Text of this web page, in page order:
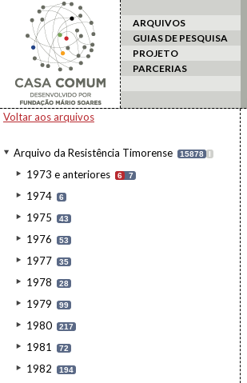
ARQUIVOS
GUIAS DE PESQUISA
PROJETO
PARCERIAS
Voltar aos arquivos
Arquivo da Resistência Timorense 15878 I
1973 e anteriores 6 7
1974 6
1975 43
1976 53
1977 35
1978 28
1979 99
1980 217
1981 72
1982 194